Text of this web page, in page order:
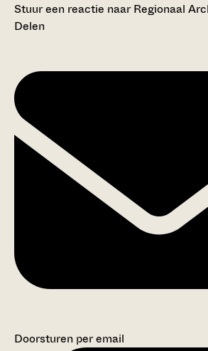
Stuur een reactie naar Regionaal
Delen
Doorsturen per email